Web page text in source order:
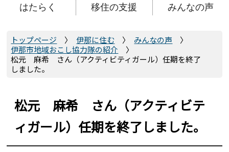
はたらく 移住の支援 みんなの声
トップページ 伊那に住む
みんなの声
伊那市地域おこし協力隊の紹介
松元 麻希 さん（アクティビティガール）任期を終了
しました。
松元 麻希 さん（アクティビテ
ィガール）任期を終了しました。